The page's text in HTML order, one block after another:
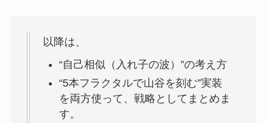
以降は、
“自己相似（入れ子の波）”の考え方
“5本フラクタルで山谷を刻む”実装
を両方使って、戦略としてまとめま
す。